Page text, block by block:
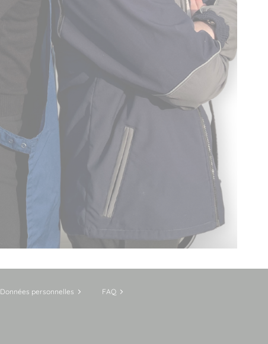
Données personnelles FAQ